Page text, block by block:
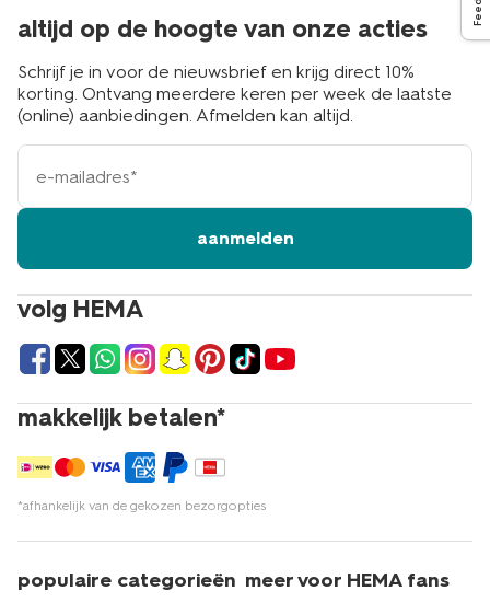
volg HEMA
makkelijk betalen*
*afhankelijk van de gekozen bezorgopties
altijd op de hoogte van onze acties
Schrijf je in voor de nieuwsbrief en krijg direct 10%
korting. Ontvang meerdere keren per week de laatste
(online) aanbiedingen. Afmelden kan altijd.
e-
mailadres
aanmelden
populaire categorieën meer voor HEMA fans